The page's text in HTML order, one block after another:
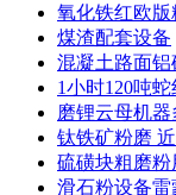
氧化铁红欧版
煤渣配套设备
混凝土路面
1小时120吨
磨锂云母机器
钛铁矿粉磨
硫磺块粗磨
滑石粉设备雷